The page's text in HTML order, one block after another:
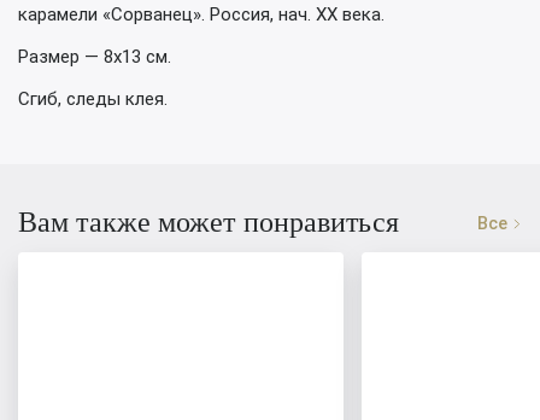
карамели «Сорванец». Россия, нач. XX века.
Размер — 8х13 см.
Сгиб, следы клея.
Вам также может понравиться Все